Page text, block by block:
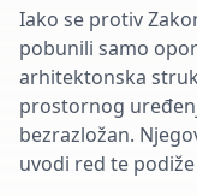
Iako se protiv
pobunili samo
arhitektonska
prostornog
bezrazložan.
uvodi red te